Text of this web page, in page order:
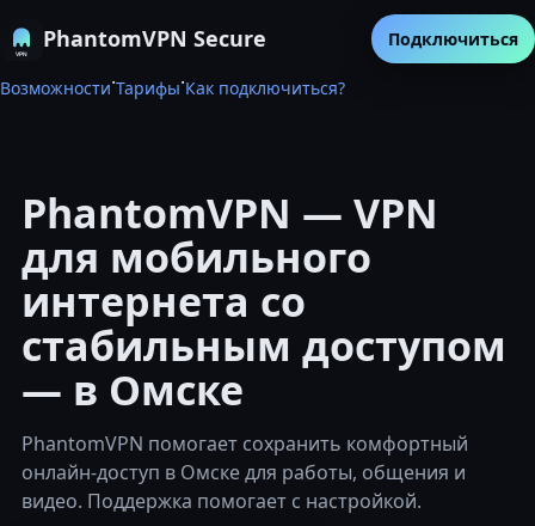
PhantomVPN Secure
Возможности·Тарифы·Как подключиться?
Подключиться
PhantomVPN — VPN
для мобильного
интернета со
стабильным доступом
— в Омске
PhantomVPN помогает сохранить комфортный
онлайн-доступ в Омске для работы, общения и
видео. Поддержка помогает с настройкой.